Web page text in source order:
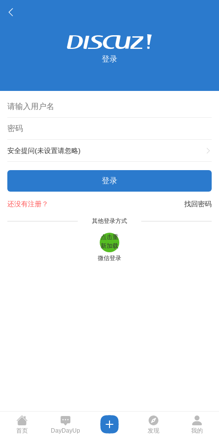
登录
安全提问(未设置请忽略)
登录
找回密码
还没有注册？
其他登录方式
点击重
新加载
微信登录
首页 DayDayUp 发现 我的